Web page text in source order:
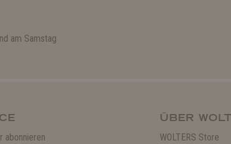
am Samstag
abonnieren
ÜBER
WOLTERS Store